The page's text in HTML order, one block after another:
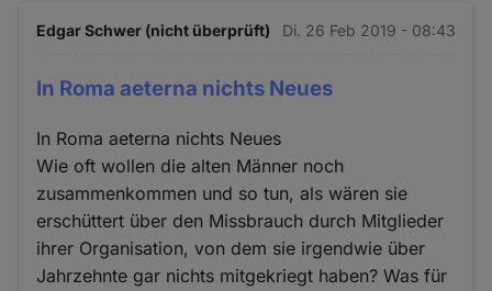
Edgar Schwer (nicht überprüft) Di. 26 Feb 2019 - 08:43
In Roma aeterna nichts Neues
In Roma aeterna nichts Neues
Wie oft wollen die alten Männer noch
zusammenkommen und so tun, als wären sie
erschüttert über den Missbrauch durch Mitglieder
ihrer Organisation, von dem sie irgendwie über
Jahrzehnte gar nichts mitgekriegt haben? Was für